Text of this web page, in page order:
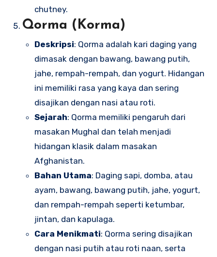
chutney.
Qorma (Korma)
Deskripsi: Qorma adalah kari daging yang
dimasak dengan bawang, bawang putih,
jahe, rempah-rempah, dan yogurt. Hidangan
ini memiliki rasa yang kaya dan sering
disajikan dengan nasi atau roti.
Sejarah: Qorma memiliki pengaruh dari
masakan Mughal dan telah menjadi
hidangan klasik dalam masakan
Afghanistan.
Bahan Utama: Daging sapi, domba, atau
ayam, bawang, bawang putih, jahe, yogurt,
dan rempah-rempah seperti ketumbar,
jintan, dan kapulaga.
Cara Menikmati: Qorma sering disajikan
dengan nasi putih atau roti naan, serta